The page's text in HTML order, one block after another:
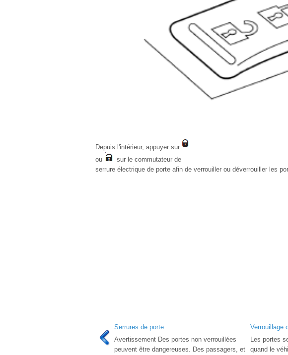
Depuis l'intérieur, appuyer sur
ou
sur le commutateur de
serrure électrique de porte afin de verrouiller ou déverrouiller les
Serrures de porte
Avertissement Des portes non verrouillées
peuvent être dangereuses. Des passagers, et
Verrouillage
Les portes
quand le